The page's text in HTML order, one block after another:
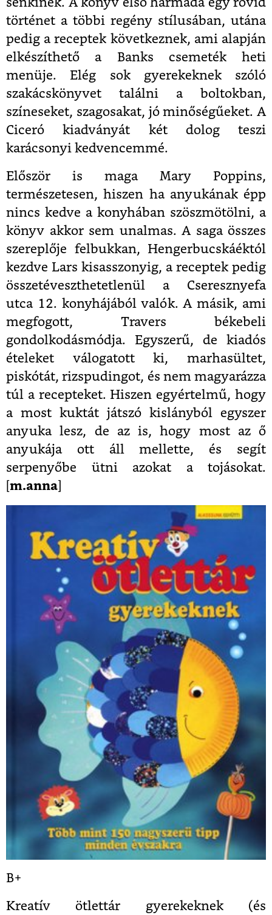
senkinek. A könyv első harmada egy rövid
történet a többi regény stílusában, utána
pedig a receptek következnek, ami alapján
elkészíthető a Banks csemeték heti
menüje. Elég sok gyerekeknek szóló
szakácskönyvet találni a boltokban,
színeseket, szagosakat, jó minőségűeket. A
Ciceró kiadványát két dolog teszi
karácsonyi kedvencemmé.
Először is maga Mary Poppins,
természetesen, hiszen ha anyukának épp
nincs kedve a konyhában szöszmötölni, a
könyv akkor sem unalmas. A saga összes
szereplője felbukkan, Hengerbucskáéktól
kezdve Lars kisasszonyig, a receptek pedig
összetéveszthetetlenül a Cseresznyefa
utca 12. konyhájából valók. A másik, ami
megfogott, Travers békebeli
gondolkodásmódja. Egyszerű, de kiadós
ételeket válogatott ki, marhasültet,
piskótát, rizspudingot, és nem magyarázza
túl a recepteket. Hiszen egyértelmű, hogy
a most kuktát játszó kislányból egyszer
anyuka lesz, de az is, hogy most az ő
anyukája ott áll mellette, és segít
serpenyőbe ütni azokat a tojásokat.
m.anna
B+
Kreatív ötlettár gyerekeknek (és